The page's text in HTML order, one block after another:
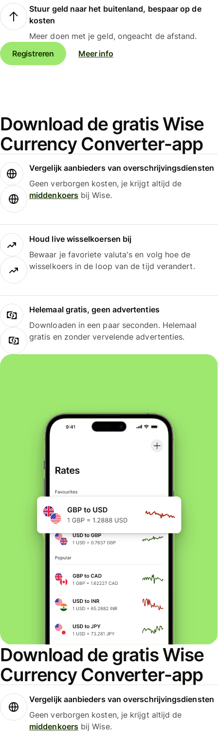
Stuur geld naar het buitenland, bespaar op de
kosten
Meer doen met je geld, ongeacht de afstand.
Registreren
Meer info
Download de gratis Wise
Currency Converter-app
Vergelijk aanbieders van overschrijvingsdiensten
Geen verborgen kosten, je krijgt altijd de
middenkoersbij Wise.
Houd live wisselkoersen bij
Bewaar je favoriete valuta's en volg hoe de
wisselkoers in de loop van de tijd verandert.
Helemaal gratis, geen advertenties
Downloaden in een paar seconden. Helemaal
gratis en zonder vervelende advertenties.
Download de gratis Wise
Currency Converter-app
Vergelijk aanbieders van overschrijvingsdiensten
Geen verborgen kosten, je krijgt altijd de
middenkoersbij Wise.